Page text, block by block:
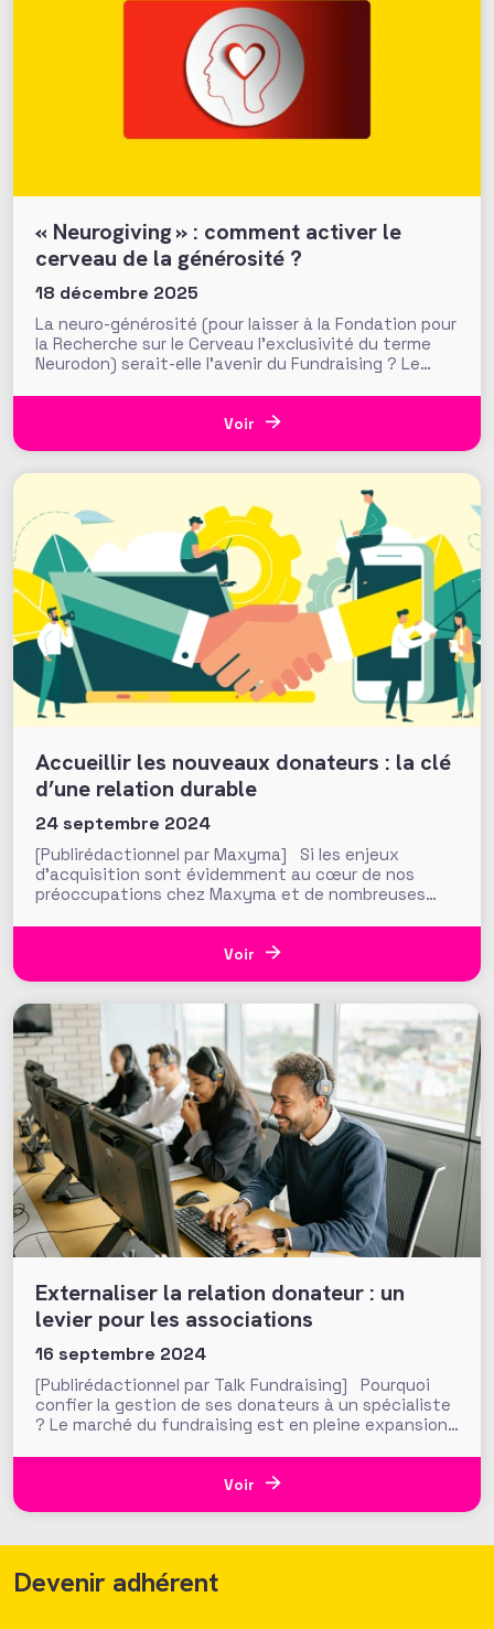
« Neurogiving » : comment activer le
cerveau de la générosité ?
18 décembre 2025
La neuro-générosité (pour laisser à la Fondation pour
la Recherche sur le Cerveau l’exclusivité du terme
Neurodon) serait-elle l’avenir du Fundraising ? Le
Koshy l’affirme dans son nouvel ouvrage tout juste
paru. Alliant neurosciences et philanthropie, «
Voir
Accueillir les nouveaux donateurs : la clé
d’une relation durable
24 septembre 2024
[Publirédactionnel par Maxyma] Si les enjeux
d’acquisition sont évidemment au cœur de nos
préoccupations chez Maxyma et de nombreuses
consolidation » est souvent réduite à une réflexion
simplifiée autour d’un simple « cycle d’accueil ».
Voir
Externaliser la relation donateur : un
levier pour les associations
16 septembre 2024
[Publirédactionnel par Talk Fundraising] Pourquoi
confier la gestion de ses donateurs à un spécialiste
? Le marché du fundraising est en pleine expansion
sont de plus en plus investis par les donateurs et
que les relations se transforment, les associations,
Voir
Devenir adhérent